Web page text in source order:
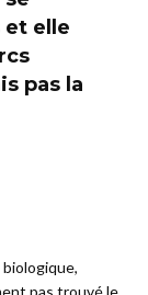
et elle
pas la
biologique,
pas trouvé le